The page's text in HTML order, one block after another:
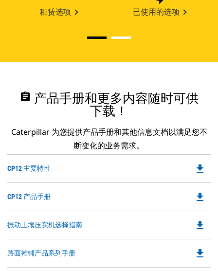
租赁选项 已使用的选项
assignment 产品手册和更多内容随时可供
下载！
Caterpillar 为您提供产品手册和其他信息文档以满足您不
断变化的业务需求。
CP12 主要特性
a
file_download
CP12 产品手册
a
file_download
振动土壤压实机选择指南
a
file_download
路面摊铺产品系列手册 file_download